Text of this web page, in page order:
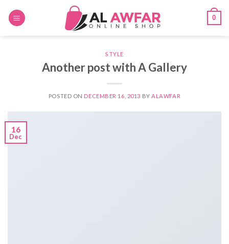
0
STYLE
Another post with A Gallery
POSTED ON DECEMBER 16, 2013 BY ALAWFAR
16
Dec